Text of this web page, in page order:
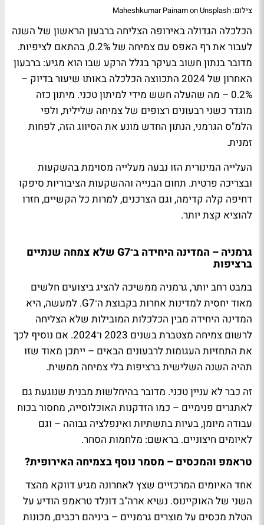
צילום: Maheshkumar Painam on Unsplash
הכלכלה הגדולה באירופה הצליחה ברבעון הראשון של השנה
לעבור את רף האפס עם צמיחה של 0.2%, בהתאם לציפיות.
מדובר בנתון חשוב בעיקר בגלל הרקע שבו הוא מגיע: ברבעון
האחרון של 2024 התכווצה הכלכלה באותו שיעור בדיוק –
0.2% – מה שהעלה חשש מידי למיתון טכני. מיתון כזה
מוגדר כשני רבעונים רצופים של צמיחה שלילית, ולפי
הלמ"ס הגרמני, הנתון החדש מונע את הסיווג הזה, לפחות
זמנית.
העלייה המינורית הזו נבעה מעלייה מסוימת בהשקעות
ובצריכה פרטית. תחום הבנייה וההשקעות הציבוריות סיפקו
דחיפה קלה קדימה, וגם הצרכנים, למרות כל הקשיים, חזרו
להוציא קצת יותר.
גרמניה – המדינה היחידה ב־G7 שלא צמחה שנתיים
ברציפות
במבט רחב יותר, גרמניה ממשיכה להציג ביצועים חלשים
מאוד יחסית למדינות אחרות בקבוצת ה־G7. למעשה, היא
המדינה היחידה מבין הכלכלות המובילות שלא הצליחה
לרשום צמיחה מצטברת בשנים 2023 ו־2024. אם נוסיף לכך
את התחזיות העגומות לרבעונים הבאים – ייתכן מאוד שזו
תהיה השנה השלישית ברציפות בלי צמיחה ממשית.
זה כבר לא עניין טכני. מדובר בהיחלשות מבנית שנוגעת גם
לאתגרים פנימיים – כמו הזדקנות האוכלוסייה, מחסור בכוח
עבודה מיומן, בעיות בתשתיות ואינפלציה גבוהה – וגם
לאיומים חיצוניים. בראשם: מלחמות הסחר.
טראמפ והמכסים – מסמר נוסף בצמיחה האירופית?
אחד האיומים המרכזיים שצץ לאחרונה מגיע דווקא מהצד
השני של האוקיינוס. נשיא ארה"ב דונלד טראמפ הודיע על
הטלת מכסים על מוצרים גרמניים – ביניהם רכבים, מכונות